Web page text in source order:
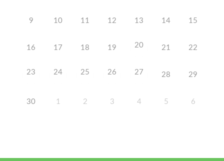
9 10 11 12 13 14 15
16 17 18 19 20 21 22
23 24 25 26 27 28 29
30 1 2 3 4 5 6